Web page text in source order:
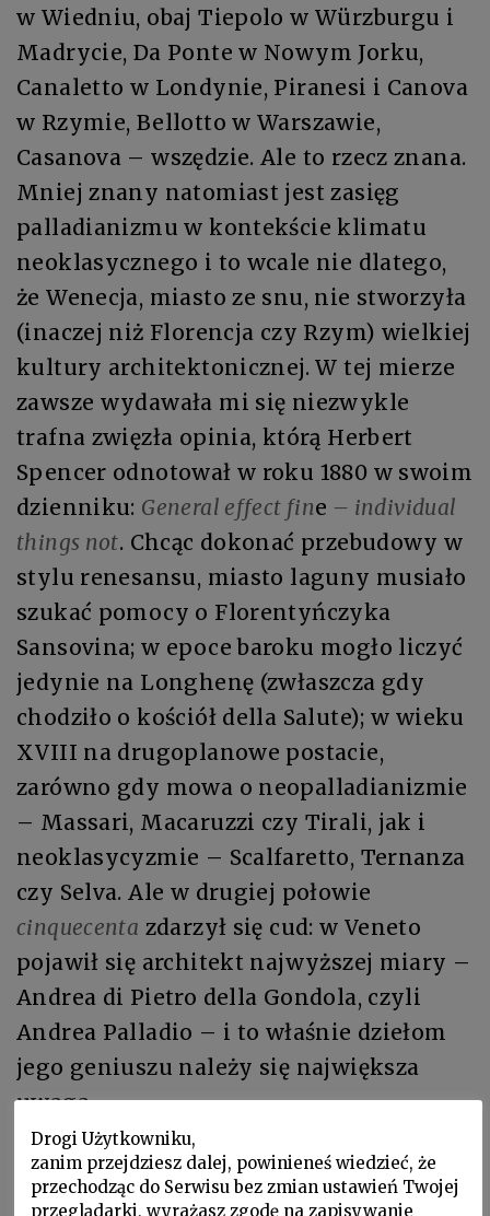
w Wiedniu, obaj Tiepolo w Würzburgu i
Madrycie, Da Ponte w Nowym Jorku,
Canaletto w Londynie, Piranesi i Canova
w Rzymie, Bellotto w Warszawie,
Casanova – wszędzie. Ale to rzecz znana.
Mniej znany natomiast jest zasięg
palladianizmu w kontekście klimatu
neoklasycznego i to wcale nie dlatego,
że Wenecja, miasto ze snu, nie stworzyła
(inaczej niż Florencja czy Rzym) wielkiej
kultury architektonicznej. W tej mierze
zawsze wydawała mi się niezwykle
trafna zwięzła opinia, którą Herbert
Spencer odnotował w roku 1880 w swoim
dzienniku: General effect fine – individual
things not. Chcąc dokonać przebudowy w
stylu renesansu, miasto laguny musiało
szukać pomocy o Florentyńczyka
Sansovina; w epoce baroku mogło liczyć
jedynie na Longhenę (zwłaszcza gdy
chodziło o kościół della Salute); w wieku
XVIII na drugoplanowe postacie,
zarówno gdy mowa o neopalladianizmie
– Massari, Macaruzzi czy Tirali, jak i
neoklasycyzmie – Scalfaretto, Ternanza
czy Selva. Ale w drugiej połowie
cinquecenta zdarzył się cud: w Veneto
pojawił się architekt najwyższej miary –
Andrea di Pietro della Gondola, czyli
Andrea Palladio – i to właśnie dziełom
jego geniuszu należy się największa
uwaga.
Drogi Użytkowniku,
zanim przejdziesz dalej, powinieneś wiedzieć, że
przechodząc do Serwisu bez zmian ustawień Twojej
przeglądarki, wyrażasz zgodę na zapisywanie